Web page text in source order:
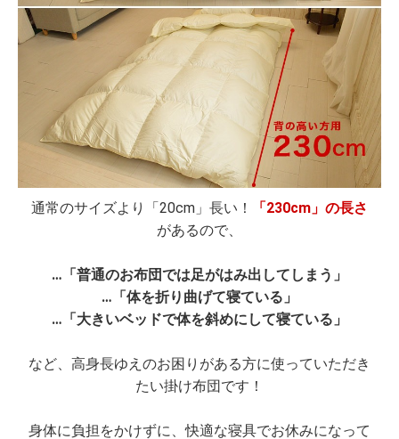
通常のサイズより「20cm」長い！
「230cm」の長さ
があるので、
…「普通のお布団では足がはみ出してしまう」
…「体を折り曲げて寝ている」
…「大きいベッドで体を斜めにして寝ている」
など、高身長ゆえのお困りがある方に使っていただき
たい掛け布団です！
身体に負担をかけずに、快適な寝具でお休みになって